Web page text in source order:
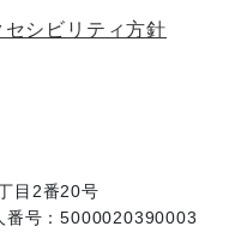
セシビリティ方針
目2番20号
番号：5000020390003